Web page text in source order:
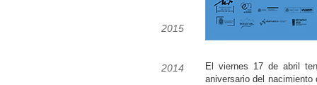
2015
2014
El viernes 17 de abril
aniversario del